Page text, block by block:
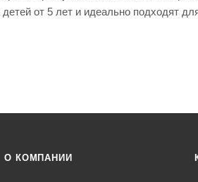
от 5 лет и идеально подходят
О КОМПАНИИ